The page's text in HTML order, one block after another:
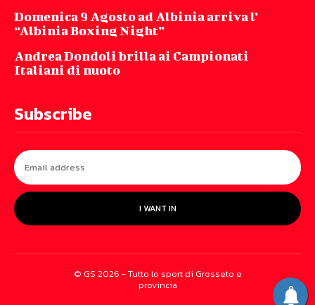
Domenica 9 Agosto ad Albinia arriva l’
“Albinia Boxing Night”
Andrea Dondoli brilla ai Campionati
Italiani di nuoto
Subscribe
I WANT IN
© GS 2026 - Tutto lo sport di Grosseto e
provincia